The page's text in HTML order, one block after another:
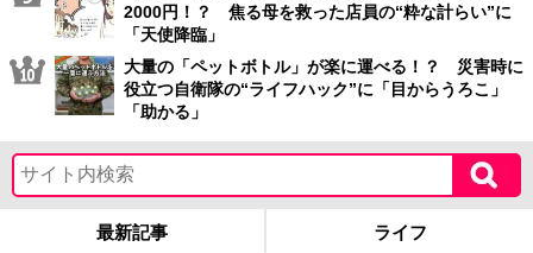
2000円！？ 焦る母を救った店員の“粋な計らい”に
「天使降臨」
大量の「ペットボトル」が楽に運べる！？ 災害時に
役立つ自衛隊の“ライフハック”に「目からうろこ」
「助かる」
最新記事 ライフ